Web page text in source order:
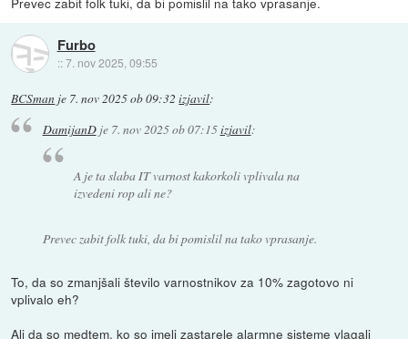
Furbo
::7. nov 2025, 09:55
BCSman je 7. nov 2025 ob 09:32 izjavil:
DamijanDje 7. nov 2025 ob 07:15izjavil:
A je ta slaba IT varnost kakorkoli vplivala na
izvedeni rop ali ne?
Prevec zabit folk tuki, da bi pomislil na tako vprasanje.
To, da so zmanjšali število varnostnikov za 10% zagotovo ni
vplivalo eh?
Ali da so medtem, ko so imeli zastarele alarmne sisteme vlagali